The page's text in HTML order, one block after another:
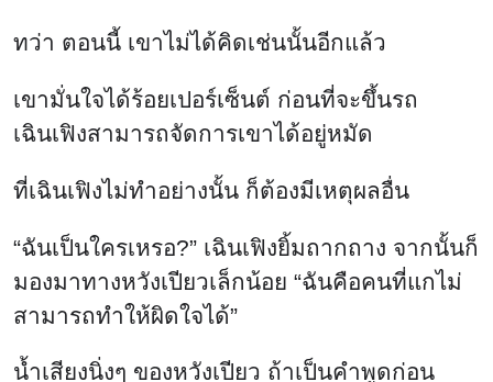
ทว่า ตอนนี้ เขาไม่ได้คิดเช่นนั้นอีกแล้ว
เขามั่นใจได้ร้อยเปอร์เซ็นต์ ก่อนที่จะขึ้นรถ
เฉินเฟิงสามารถจัดการเขาได้อยู่หมัด
ที่เฉินเฟิงไม่ทำอย่างนั้น ก็ต้องมีเหตุผลอื่น
“ฉันเป็นใครเหรอ?” เฉินเฟิงยิ้มถากถาง จากนั้นก็
มองมาทางหวังเปียวเล็กน้อย “ฉันคือคนที่แกไม่
สามารถทำให้ผิดใจได้”
น้ำเสียงนิ่งๆ ของหวังเปียว ถ้าเป็นคำพูดก่อน